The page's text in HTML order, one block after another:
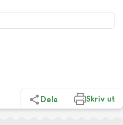
Dela Skriv ut